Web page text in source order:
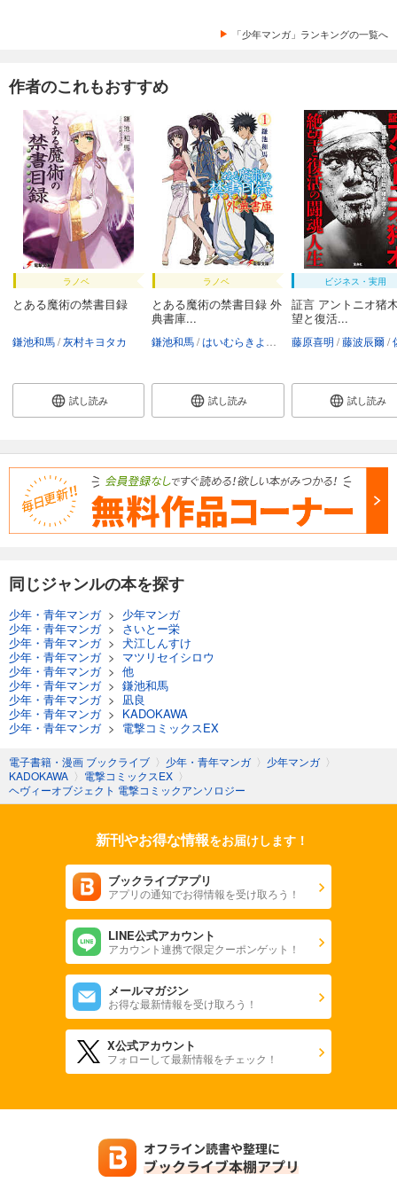
「少年マンガ」ランキングの一覧へ
作者のこれもおすすめ
ラノベ
とある魔術の禁書目録
鎌池和馬 灰村キヨタカ
試し読み
ラノベ
とある魔術の禁書目録 外
典書庫...
鎌池和馬 はいむらきよたか
試し読み
ビジネス・実用
証言 アントニオ猪
望と復活...
藤原喜明 藤波辰爾
試し読み
同じジャンルの本を探す
少年・青年マンガ> 少年マンガ
少年・青年マンガ> さいとー栄
少年・青年マンガ> 犬江しんすけ
少年・青年マンガ> マツリセイシロウ
少年・青年マンガ> 他
少年・青年マンガ> 鎌池和馬
少年・青年マンガ> 凪良
少年・青年マンガ> KADOKAWA
少年・青年マンガ> 電撃コミックスEX
電子書籍・漫画 ブックライブ 〉 少年・青年マンガ 〉 少年マンガ 〉
KADOKAWA 〉 電撃コミックスEX 〉
ヘヴィーオブジェクト 電撃コミックアンソロジー
新刊やお得な情報をお届けします！
ブックライブアプリ
アプリの通知でお得情報を受け取ろう！
LINE公式アカウント
アカウント連携で限定クーポンゲット！
メールマガジン
お得な最新情報を受け取ろう！
X公式アカウント
フォローして最新情報をチェック！